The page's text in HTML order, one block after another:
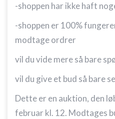
-shoppen har ikke haft
-shoppen er 100%
modtage ordrer
vil du vide mere så bare
vil du give et bud så bare
Dette er en auktion, den
februar kl. 12. Modtages